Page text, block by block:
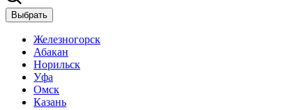
Выбрать
Железногорск
Абакан
Норильск
Уфа
Омск
Казань